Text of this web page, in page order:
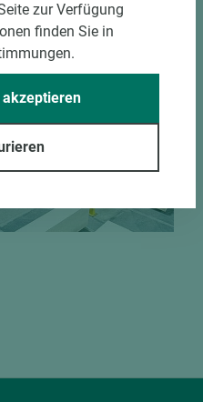
anfragen
zur Verfügung
finden Sie in